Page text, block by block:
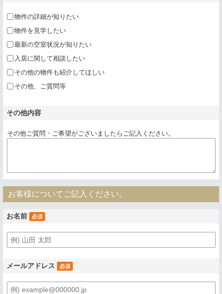
物件の詳細が知りたい
物件を見学したい
最新の空室状況が知りたい
入居に関して相談したい
その他の物件も紹介してほしい
その他、ご質問等
その他内容
その他ご質問・ご希望がございましたらご記入ください。
お客様についてご記入ください。
お名前 必須
メールアドレス 必須